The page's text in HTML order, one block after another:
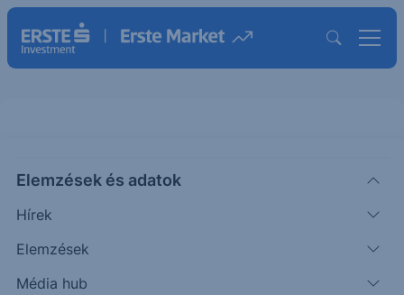
Elemzések és adatok
Hírek
Elemzések
Média hub
ADS(XETRA)
ADIDAS N ORD
164.800
Időpont: 26.08.06. 17:34